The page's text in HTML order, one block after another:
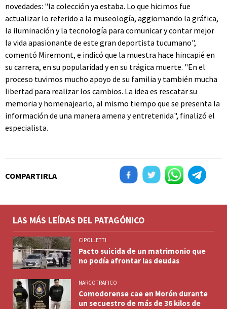
novedades: "la colección ya estaba. Lo que hicimos fue
actualizar lo referido a la museología, aggiornando la gráfica,
la iluminación y la tecnología para comunicar y contar mejor
la vida apasionante de este gran deportista tucumano",
comentó Miremont, e indicó que la muestra hace hincapié en
su carrera, en su popularidad y en su trágica muerte. "En el
proceso tuvimos mucho apoyo de su familia y también mucha
libertad para realizar los cambios. La idea es rescatar su
memoria y homenajearlo, al mismo tiempo que se presenta la
información de una manera amena y entretenida", finalizó el
especialista.
COMPARTIRLA
LAS MÁS LEÍDAS DEL PATAGÓNICO
CIPOLLETTI
Pacto suicida de un matrimonio que
no podía afrontar las deudas
NARCOTRAFICO
Comodorense cae en Morón durante
un secuestro de más de 36 kilos de